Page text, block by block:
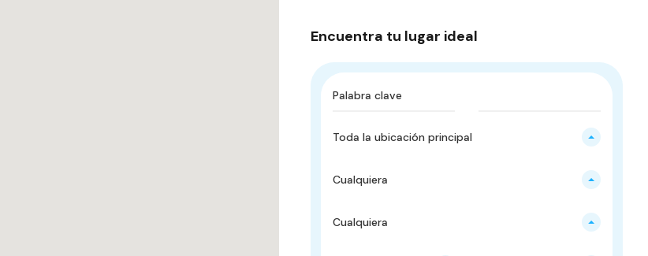
Encuentra tu lugar ideal
Toda la ubicación principal
Cualquiera
Cualquiera